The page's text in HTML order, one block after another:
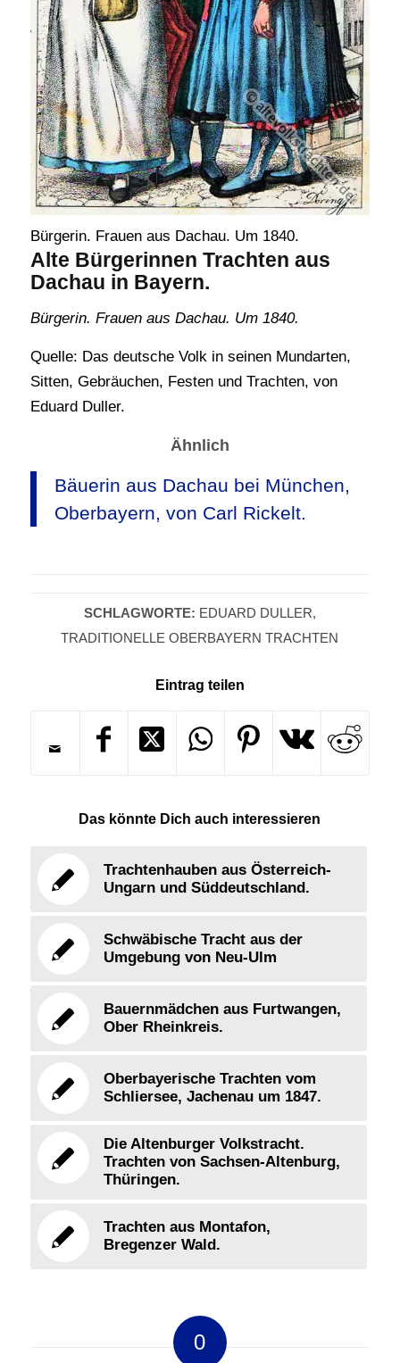
Bürgerin. Frauen aus Dachau. Um 1840.
Alte Bürgerinnen Trachten aus
Dachau in Bayern.
Bürgerin. Frauen aus Dachau. Um 1840.
Quelle: Das deutsche Volk in seinen Mundarten,
Sitten, Gebräuchen, Festen und Trachten, von
Eduard Duller.
Ähnlich
Bäuerin aus Dachau bei München,
Oberbayern, von Carl Rickelt.
SCHLAGWORTE: EDUARD DULLER,
TRADITIONELLE OBERBAYERN TRACHTEN
Eintrag teilen
Das könnte Dich auch interessieren
Trachtenhauben aus Österreich-
Ungarn und Süddeutschland.
Schwäbische Tracht aus der
Umgebung von Neu-Ulm
Bauernmädchen aus Furtwangen,
Ober Rheinkreis.
Oberbayerische Trachten vom
Schliersee, Jachenau um 1847.
Die Altenburger Volkstracht.
Trachten von Sachsen-Altenburg,
Thüringen.
Trachten aus Montafon,
Bregenzer Wald.
0